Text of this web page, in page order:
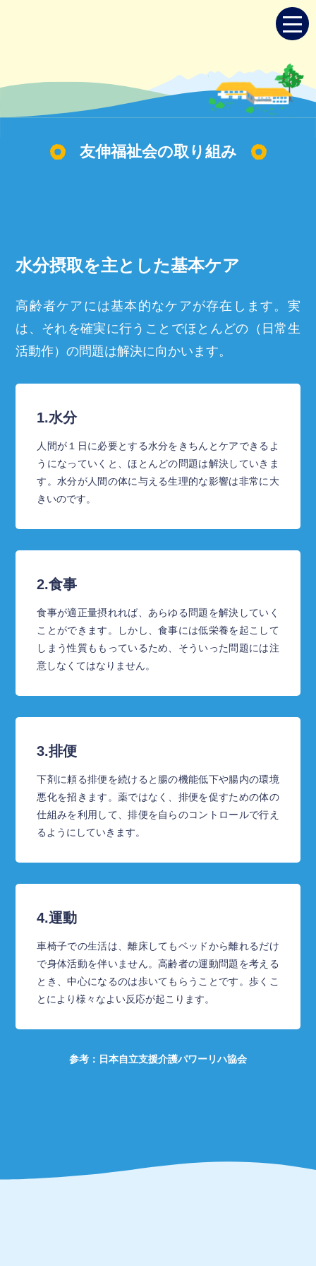
友伸福祉会の取り組み
水分摂取を主とした基本ケア
高齢者ケアには基本的なケアが存在します。 実
は、それを確実に行うことでほとんどの（日常生
活動作）の問題は解決に向かいます。
1.水分
人間が１日に必要とする水分をきちんとケアできるよ
うになっていくと、ほとんどの問題は解決していきま
す。水分が人間の体に与える生理的な影響は非常に大
きいのです。
2.食事
食事が適正量摂れれば、あらゆる問題を解決していく
ことができます。しかし、食事には低栄養を起こして
しまう性質ももっているため、そういった問題には注
意しなくてはなりません。
3.排便
下剤に頼る排便を続けると腸の機能低下や腸内の環境
悪化を招きます。薬ではなく、排便を促すための体の
仕組みを利用して、排便を自らのコントロールで行え
るようにしていきます。
4.運動
車椅子での生活は、離床してもベッドから離れるだけ
で身体活動を伴いません。高齢者の運動問題を考える
とき、中心になるのは歩いてもらうことです。歩くこ
とにより様々なよい反応が起こります。
参考：日本自立支援介護パワーリハ協会